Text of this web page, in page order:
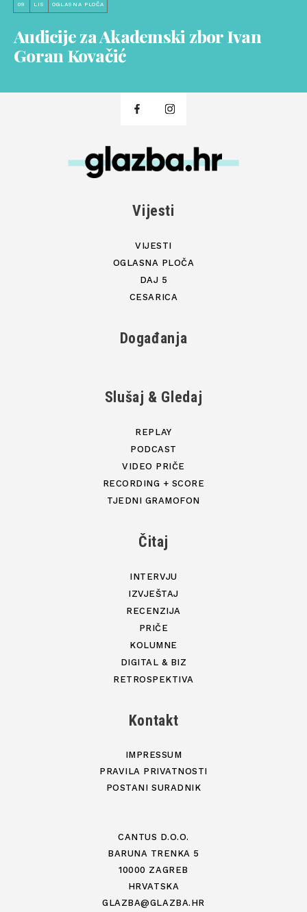
09 LIS OGLASNA PLOČA
Audicije za Akademski zbor Ivan
Goran Kovačić
Vijesti
VIJESTI
OGLASNA PLOČA
DAJ 5
CESARICA
Događanja
Slušaj & Gledaj
REPLAY
PODCAST
VIDEO PRIČE
RECORDING + SCORE
TJEDNI GRAMOFON
Čitaj
INTERVJU
IZVJEŠTAJ
RECENZIJA
PRIČE
KOLUMNE
DIGITAL & BIZ
RETROSPEKTIVA
Kontakt
IMPRESSUM
PRAVILA PRIVATNOSTI
POSTANI SURADNIK
CANTUS D.O.O.
BARUNA TRENKA 5
10000 ZAGREB
HRVATSKA
GLAZBA@GLAZBA.HR